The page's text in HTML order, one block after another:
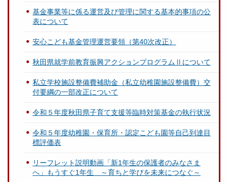
基金事業等に係る運営及び管理に関する基本的事項の公
表について
安心こども基金管理運営要領（第40次改正）
秋田県就学前教育振興アクションプログラムⅡについて
私立学校施設整備費補助金（私立幼稚園施設整備費）交
付要綱の一部改正について
令和５年度秋田県子育て支援等臨時対策基金の執行状況
令和５年度幼稚園・保育所・認定こども園等自己到達目
標評価表
リーフレット説明動画「新1年生の保護者のみなさま
へ」もうすぐ1年生 ～育ちと学びを未来につなぐ～